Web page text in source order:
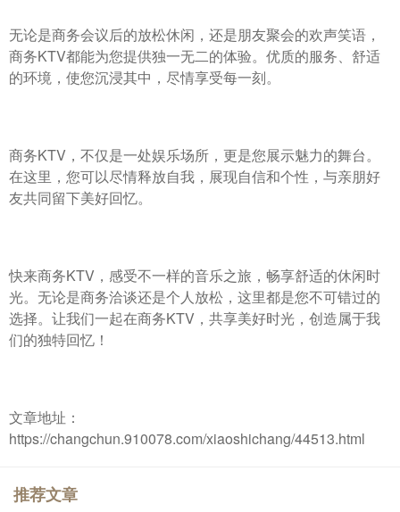
无论是商务会议后的放松休闲，还是朋友聚会的欢声笑语，
商务KTV都能为您提供独一无二的体验。优质的服务、舒适
的环境，使您沉浸其中，尽情享受每一刻。
商务KTV，不仅是一处娱乐场所，更是您展示魅力的舞台。
在这里，您可以尽情释放自我，展现自信和个性，与亲朋好
友共同留下美好回忆。
快来商务KTV，感受不一样的音乐之旅，畅享舒适的休闲时
光。无论是商务洽谈还是个人放松，这里都是您不可错过的
选择。让我们一起在商务KTV，共享美好时光，创造属于我
们的独特回忆！
文章地址：
https://changchun.910078.com/xiaoshichang/44513.html
推荐文章